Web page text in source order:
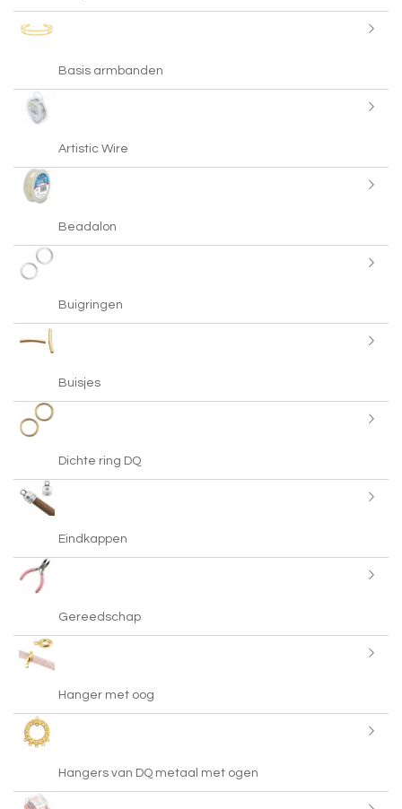
Basis armbanden
Artistic Wire
Beadalon
Buigringen
Buisjes
Dichte ring DQ
Eindkappen
Gereedschap
Hanger met oog
Hangers van DQ metaal met ogen